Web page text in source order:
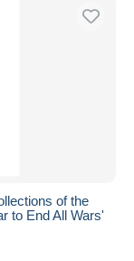
of the
to End All Wars'